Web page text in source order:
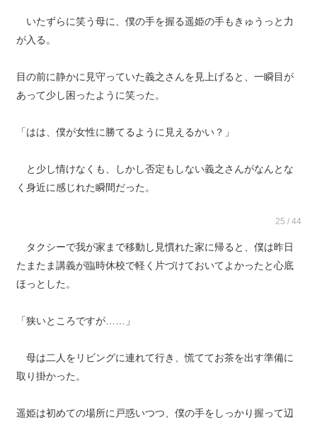
いたずらに笑う母に、僕の手を握る遥姫の手もきゅうっと力
が入る。
目の前に静かに見守っていた義之さんを見上げると、一瞬目が
あって少し困ったように笑った。
「はは、僕が女性に勝てるように見えるかい？」
と少し情けなくも、しかし否定もしない義之さんがなんとな
く身近に感じれた瞬間だった。
25 / 44
タクシーで我が家まで移動し見慣れた家に帰ると、僕は昨日
たまたま講義が臨時休校で軽く片づけておいてよかったと心底
ほっとした。
「狭いところですが……」
母は二人をリビングに連れて行き、慌ててお茶を出す準備に
取り掛かった。
遥姫は初めての場所に戸惑いつつ、僕の手をしっかり握って辺